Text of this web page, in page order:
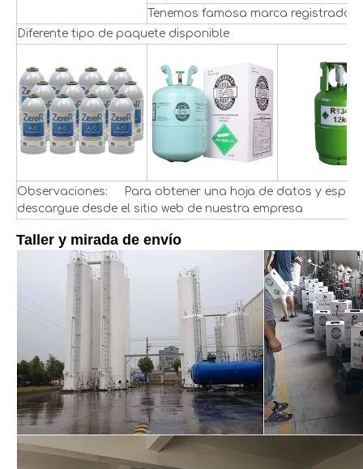
Tenemos famosa marca registrada
Diferente tipo de paquete disponible
Observaciones: Para obtener una hoja de datos y
descargue desde el sitio web de nuestra empresa
Taller y mirada de envío